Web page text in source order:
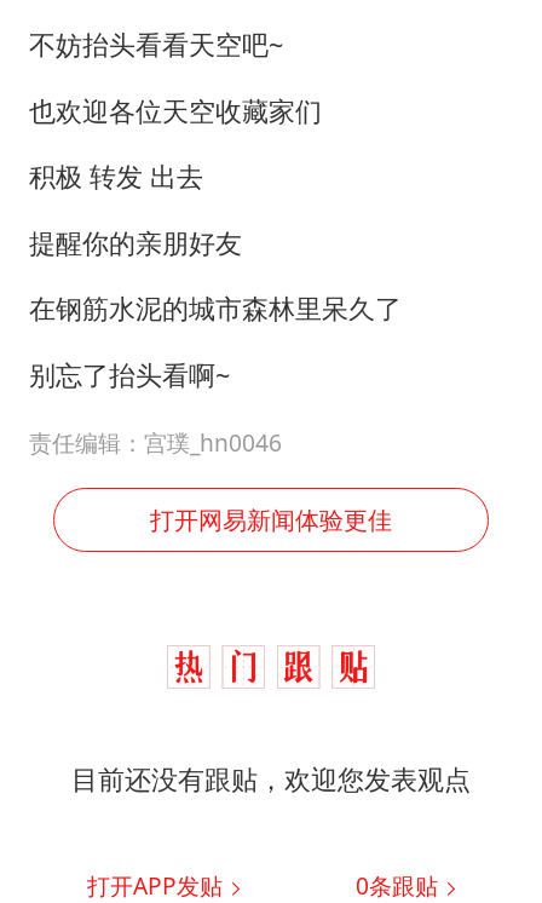
不妨抬头看看天空吧~
也欢迎各位天空收藏家们
积极 转发 出去
提醒你的亲朋好友
在钢筋水泥的城市森林里呆久了
别忘了抬头看啊~
责任编辑：宫璞_hn0046
打开网易新闻体验更佳
目前还没有跟贴，欢迎您发表观点
打开APP发贴 0条跟贴